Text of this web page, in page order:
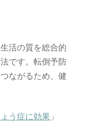
活の質を総合的
です。転倒予防
ながるため、健
う症に効果 」